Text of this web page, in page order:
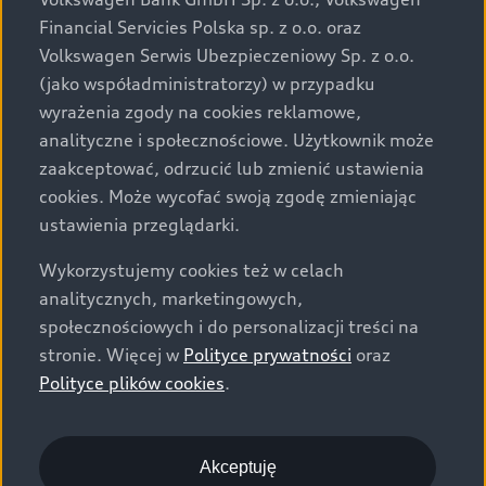
za dopłatą. Wiążące ustalenie ceny, wyposażenia i
specyfikacji pojazdu następują w umowie sprzedaży, a
określenie parametrów technicznych zawiera
świadectwo homologacji typu pojazdu. Zastrzegamy
sobie prawo do zmian i pomyłek. Wszelkie informacje
prezentowane na stronie są aktualne na dzień ich
zamieszczania. W celu uzyskania najnowszych
informacji prosimy kontaktować się z Partnerem Marki
Audi.
Wszystkie produkowane obecnie samochody marki Audi
są wykonywane z materiałów spełniających pod
względem możliwości odzysku i recyklingu wymagania
określone w normie ISO 22628 i są zgodne z
europejskimi świadectwami homologacji wydanymi wg
o.o. podlega obowiązkowi zapewnienia wszystkim
użytkownikom samochodów marki Volkswagen sieci
Financial Servicies Polska sp. z o.o. oraz
Volkswagen Serwis Ubezpieczeniowy Sp. z o.o.
(jako współadministratorzy) w przypadku
wyrażenia zgody na cookies reklamowe,
analityczne i społecznościowe. Użytkownik może
zaakceptować, odrzucić lub zmienić ustawienia
cookies. Może wycofać swoją zgodę zmieniając
ustawienia przeglądarki.
Wykorzystujemy cookies też w celach
analitycznych, marketingowych,
społecznościowych i do personalizacji treści na
stronie. Więcej w Polityce prywatności oraz
Polityce plików cookies.
Akceptuję